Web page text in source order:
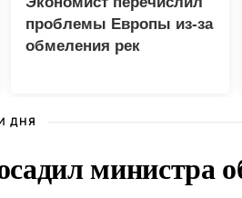
проблемы Европы из-за
обмеления рек
ДНЯ
министра